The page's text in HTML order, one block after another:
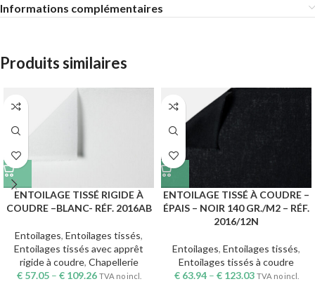
Informations complémentaires
Produits similaires
ENTOILAGE TISSÉ RIGIDE À
COUDRE –BLANC- RÉF. 2016AB
Entoilages, Entoilages tissés,
Entoilages tissés avec apprêt
rigide à coudre, Chapellerie
€57.05– €109.26 TVA no incl.
ENTOILAGE TISSÉ À COUDRE –
ÉPAIS – NOIR 140 GR./M2 – RÉF.
2016/12N
Entoilages, Entoilages tissés,
Entoilages tissés à coudre
€63.94– €123.03 TVA no incl.